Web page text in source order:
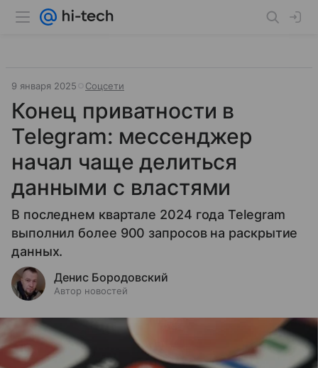
9 января 2025 Соцсети
Конец приватности в
Telegram: мессенджер
начал чаще делиться
данными с властями
В последнем квартале 2024 года Telegram
выполнил более 900 запросов на раскрытие
данных.
Денис Бородовский
Автор новостей